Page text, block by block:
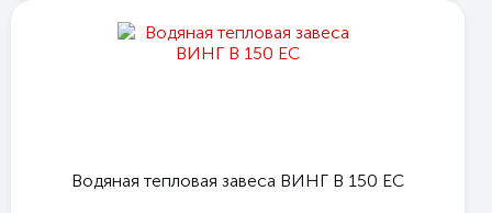
Водяная тепловая завеса ВИНГ В 150 ЕС